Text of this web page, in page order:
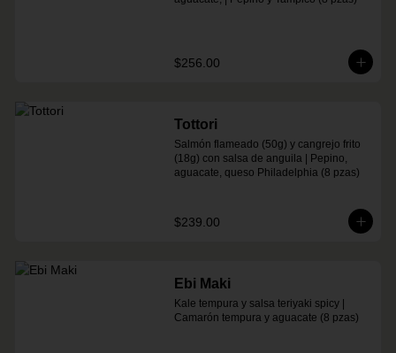
$256.00
Tottori
Salmón flameado (50g) y cangrejo frito
(18g) con salsa de anguila | Pepino,
aguacate, queso Philadelphia (8 pzas)
$239.00
Ebi Maki
Kale tempura y salsa teriyaki spicy |
Camarón tempura y aguacate (8 pzas)